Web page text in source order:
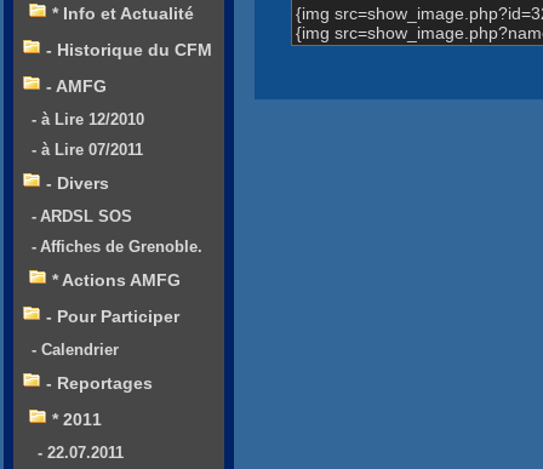
{img
{img
* Info et Actualité
- Historique du CFM
- AMFG
- à Lire 12/2010
- à Lire 07/2011
- Divers
- ARDSL SOS
- Affiches de Grenoble.
* Actions AMFG
- Pour Participer
- Calendrier
- Reportages
* 2011
- 22.07.2011